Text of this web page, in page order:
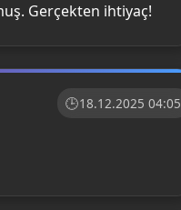
Gerçekten ihtiyaç!
18.12.2025 04:05